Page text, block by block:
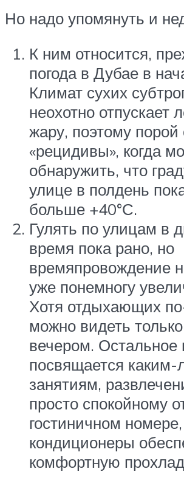
Но надо упомянуть и
К ним относится,
погода в Дубае в
Климат сухих
неохотно отпускает
жару, поэтому порой
«рецидивы», когда
обнаружить, что
улице в полдень
больше +40°С.
Гулять по улицам в
время пока рано, но
времяпровождение
уже понемногу
Хотя отдыхающих
можно видеть
вечером. Остальное
посвящается каким-
занятиям,
просто спокойному
гостиничном номере,
кондиционеры
комфортную